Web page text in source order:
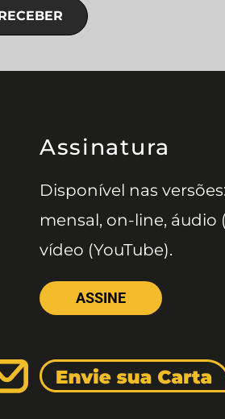
Assinatura
Disponível nas
mensal, on-line, áudio
vídeo (YouTube).
ASSINE